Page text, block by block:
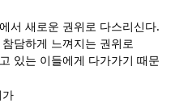
서 새로운 권위로 다스리신다.
담하게 느껴지는 권위로
있는 이들에게 다가가기 때문
가